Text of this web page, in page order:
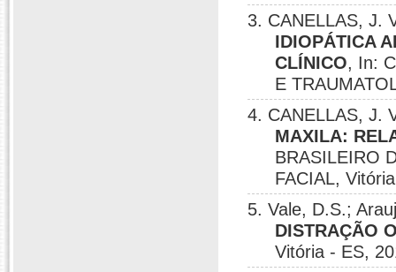
3. CANELLAS, J.
IDIOPÁTICA
CLÍNICO, In:
E
4. CANELLAS, J.
MAXILA:
BRASILEIRO
FACIAL,
5. Vale, D.S.;
DISTRAÇÃO
Vitória - ES,